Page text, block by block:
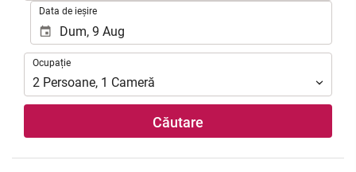
Data de ieșire
Ocupație
Ocupație
2 Persoane, 1 Cameră
Căutare